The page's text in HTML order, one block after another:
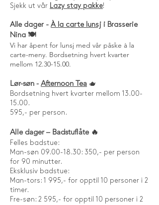
Sjekk ut vår Lazy stay pakke!
Alle dager - À la carte lunsj i Brasserie
Nina 🍽️
Vi har åpent for lunsj med vår påske à la
carte-meny. Bordsetning hvert kvarter
mellom 12.30-15.00.
Lør-søn - Afternoon Tea 🫖
Bordsetning hvert kvarter mellom 13.00-
15.00.
595,- per person.
Alle dager – Badstuflåte 🔥
Felles badstue:
Man-søn 09.00-18.30: 350,- per person
for 90 minutter.
Eksklusiv badstue:
Man-tors: 1 995,- for opptil 10 personer i 2
timer.
Fre-søn: 2 595,- for opptil 10 personer i 2